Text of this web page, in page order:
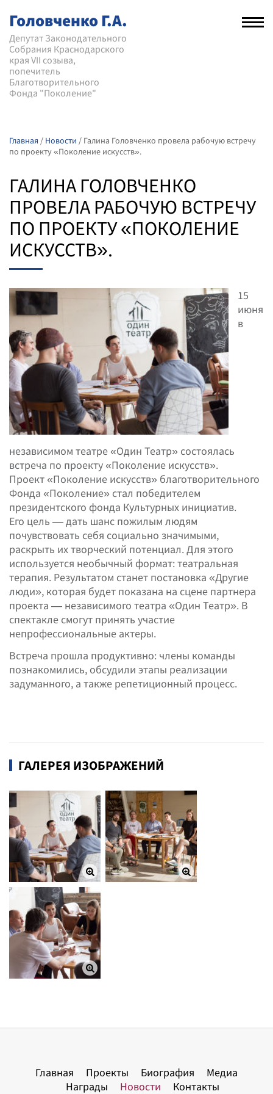
Головченко Г.А.
Депутат Законодательного
Собрания Краснодарского
края VII созыва,
попечитель
Благотворительного
Фонда "Поколение"
Главная / Новости / Галина Головченко провела рабочую встречу
по проекту «Поколение искусств».
ГАЛИНА ГОЛОВЧЕНКО
ПРОВЕЛА РАБОЧУЮ ВСТРЕЧУ
ПО ПРОЕКТУ «ПОКОЛЕНИЕ
ИСКУССТВ».
15
июня
в
независимом театре «Один Театр» состоялась
встреча по проекту «Поколение искусств».
Проект «Поколение искусств» благотворительного
Фонда «Поколение» стал победителем
президентского фонда Культурных инициатив.
Его цель — дать шанс пожилым людям
почувствовать себя социально значимыми,
раскрыть их творческий потенциал. Для этого
используется необычный формат: театральная
терапия. Результатом станет постановка «Другие
люди», которая будет показана на сцене партнера
проекта — независимого театра «Один Театр». В
спектакле смогут принять участие
непрофессиональные актеры.
Встреча прошла продуктивно: члены команды
познакомились, обсудили этапы реализации
задуманного, а также репетиционный процесс.
ГАЛЕРЕЯ ИЗОБРАЖЕНИЙ
Главная Проекты Биография
Медиа
Награды
Новости Контакты